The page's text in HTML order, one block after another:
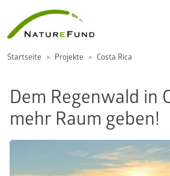
Startseite Projekte Costa Rica
Dem Regenwald in
mehr Raum geben!